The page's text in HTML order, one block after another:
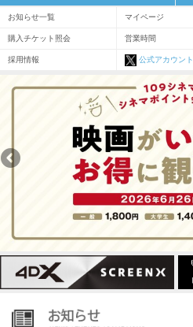
お知らせ一覧 マイページ
購入チケット照会 営業時間
採用情報 公式アカウント